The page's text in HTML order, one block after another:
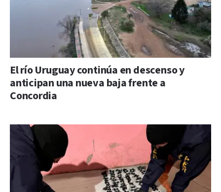
El río Uruguay continúa en descenso y
anticipan una nueva baja frente a
Concordia